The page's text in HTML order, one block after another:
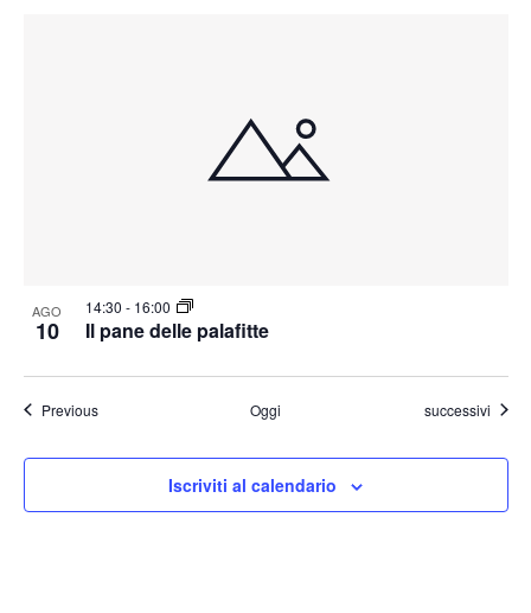
AGO
10 Il pane delle palafitte
14:30 - 16:00
PreviousEventi Oggi Eventi
successivi
Iscriviti al calendario